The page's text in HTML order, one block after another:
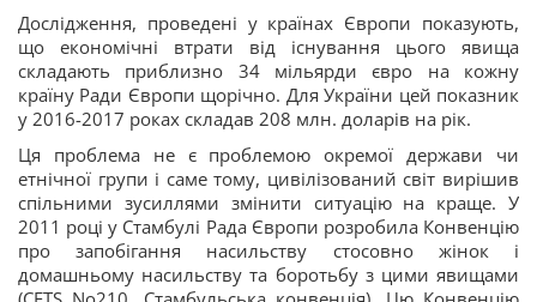
Дослідження, проведені у країнах Європи показують,
що економічні втрати від існування цього явища
складають приблизно 34 мільярди євро на кожну
країну Ради Європи щорічно. Для України цей показник
у 2016-2017 роках складав 208 млн. доларів на рік.
Ця проблема не є проблемою окремої держави чи
етнічної групи і саме тому, цивілізований світ вирішив
спільними зусиллями змінити ситуацію на краще. У
2011 році у Стамбулі Рада Європи розробила Конвенцію
про запобігання насильству стосовно жінок і
домашньому насильству та боротьбу з цими явищами